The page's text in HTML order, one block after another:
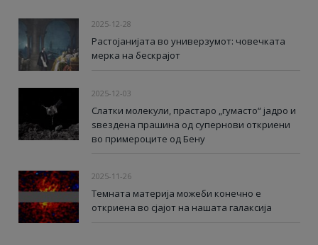
2025-12-28
Растојанијата во универзумот: човечката
мерка на бескрајот
2025-12-03
Слатки молекули, прастаро „гумасто“ јадро и
ѕвездена прашина од супернови откриени
во примероците од Бену
2025-11-26
Темната материја можеби конечно е
откриена во сјајот на нашата галаксија